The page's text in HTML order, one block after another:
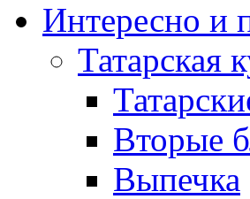
Интересно и
Татарская
Вторые
Выпечка